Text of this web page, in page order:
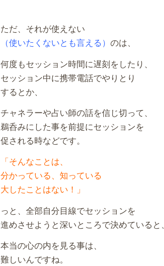
ただ、それが使えない
（使いたくないとも言える） のは、
何度もセッション時間に遅刻をしたり、
セッション中に携帯電話でやりとり
するとか、
チャネラーや占い師の話を信じ切って、
鵜呑みにした事を前提にセッションを
促される時などです。
「そんなことは、
分かっている、知っている
大したことはない！」
っと、全部自分目線でセッションを
進めさせようと深いところで決めていると、
本当の心の内を見る事は、
難しいんですね。